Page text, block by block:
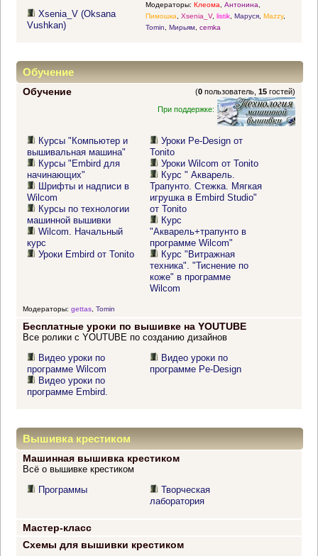
Xsenia_V (Oksana
Vushkan)
Модераторы: Клеома, Антонина,
Пимошка, Xsenia_V, listik, Маруся, Mazzy,
Tomin, Мирьям, cemka
Обучение
Обучение (0 пользователь,15 гостей)
При поддержке:
Курсы "Компьютер и
вышивальная машина"
Курсы "Embird для
начинающих"
Шрифты и надписи в
Wilcom
Курсы по технологии
машинной вышивки
Wilcom. Начальный
курс
Уроки Embird от Tonito
Уроки Pe-Design от
Tonito
Уроки Wilcom от Tonito
Курс " Акварель.
Трапунто. Стежка. Мягкая
игрушка в Embird Studio"
от Tonito
Курс
"Акварель+трапунто в
программе Wilcom"
Курс "Витражная
техника". "Тиснение по
коже" в программе
Wilcom
Модераторы: gettas, Tomin
Бесплатные уроки по вышивке на YOUTUBE
Все ролики с YOUTUBE по созданию дизайнов
Видео уроки по
программе Wilcom
Видео уроки по
программе Embird.
Видео уроки по
программе Pe-Design
Вышивка крестиком
Машинная вышивка крестиком
Всё о вышивке крестиком
Программы
Творческая
лаборатория
Мастер-класс
Схемы для вышивки крестиком